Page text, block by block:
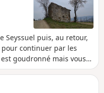
Seyssuel puis, au retour,
continuer par les
goudronné mais vous
sur les Monts du
moins longue.